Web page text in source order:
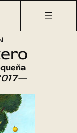
La saga